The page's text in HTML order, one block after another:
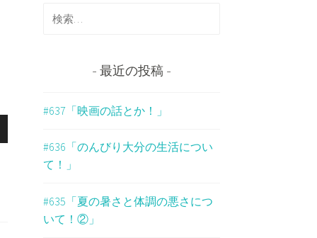
検
最近の投稿
#637「映画の話とか！」
#636「のんびり大分の生活につい
て！」
#635「夏の暑さと体調の悪さにつ
いて！②」